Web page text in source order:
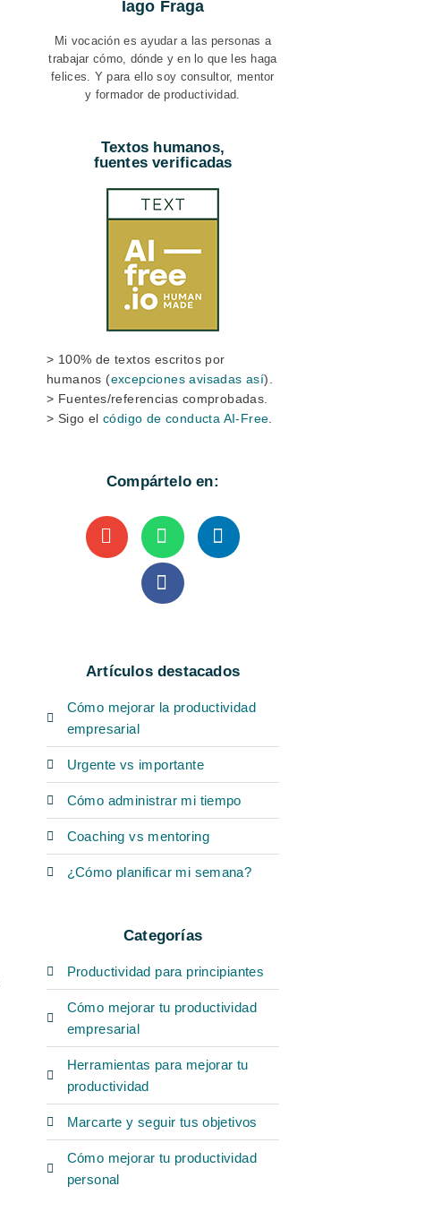
Iago Fraga
Mi vocación es ayudar a las personas a
trabajar cómo, dónde y en lo que les haga
felices. Y para ello soy consultor, mentor
y formador de productividad.
Textos humanos,
fuentes verificadas
> 100% de textos escritos por
humanos (excepciones avisadas así).
> Fuentes/referencias comprobadas.
> Sigo elcódigo de conducta AI-Free.
Compártelo en:
Artículos destacados
Cómo mejorar la productividad
empresarial
Urgente vs importante
Cómo administrar mi tiempo
Coaching vs mentoring
¿Cómo planificar mi semana?
Categorías
Productividad para principiantes
Cómo mejorar tu productividad
empresarial
Herramientas para mejorar tu
productividad
Marcarte y seguir tus objetivos
Cómo mejorar tu productividad
personal